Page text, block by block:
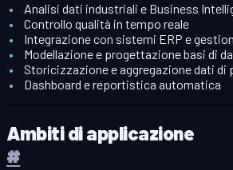
Analisi dati industriali e Business
Controllo qualità in tempo reale
Integrazione con sistemi ERP e
Modellazione e progettazione basi di
Storicizzazione e aggregazione dati di
Dashboard e reportistica automatica
Ambiti di applicazione
#